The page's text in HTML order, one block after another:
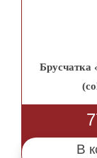
Брусчатка
В